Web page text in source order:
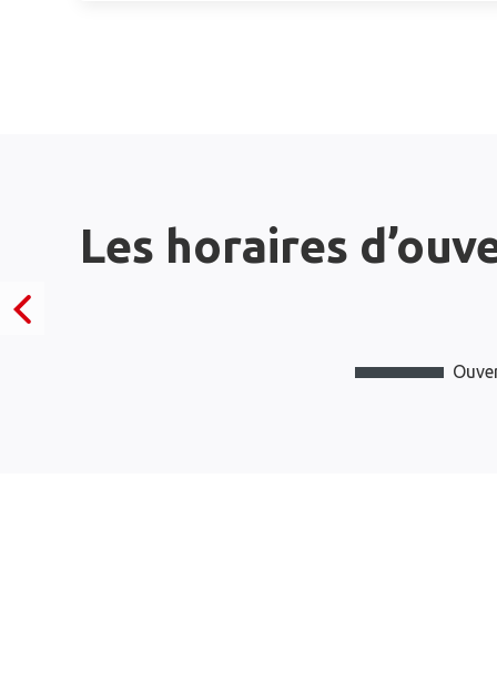
Les horaires